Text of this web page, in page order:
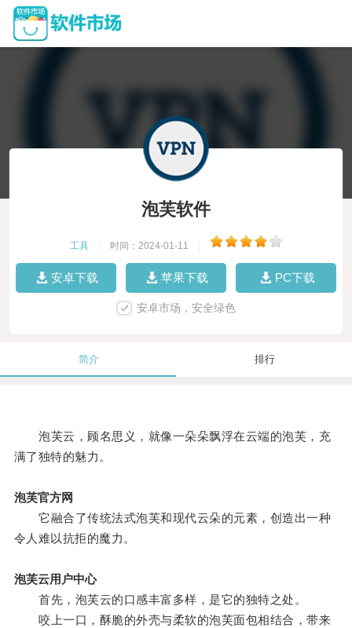
泡芙软件
工具 时间：2024-01-11
安卓下载 苹果下载 PC下载
安卓市场，安全绿色
简介 排行
泡芙云，顾名思义，就像一朵朵飘浮在云端的泡芙，充
满了独特的魅力。
泡芙官方网
它融合了传统法式泡芙和现代云朵的元素，创造出一种
令人难以抗拒的魔力。
泡芙云用户中心
首先，泡芙云的口感丰富多样，是它的独特之处。
咬上一口，酥脆的外壳与柔软的泡芙面包相结合，带来